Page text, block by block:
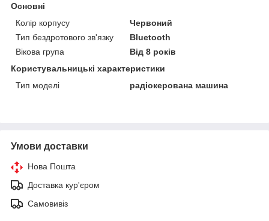
Основні
Колір корпусу
Червоний
Тип бездротового зв'язку
Bluetooth
Вікова група
Від 8 років
Користувальницькі характеристики
Тип моделі
радіокерована машина
Умови доставки
Нова Пошта
Доставка кур'єром
Самовивіз